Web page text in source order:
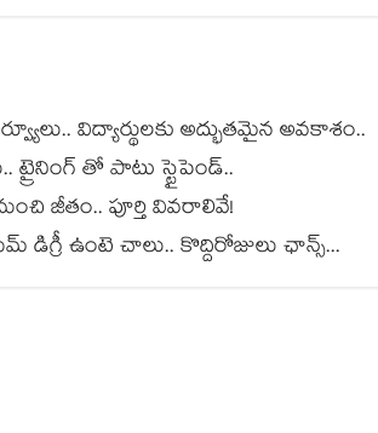
విద్యార్థులకు అద్భుతమైన అవకాశం..
ట్రైనింగ్ తో పాటు స్టైపెండ్..
జీతం.. పూర్తి వివరాలివే!
ఉంటె చాలు.. కొద్దిరోజులు ఛాన్స్...